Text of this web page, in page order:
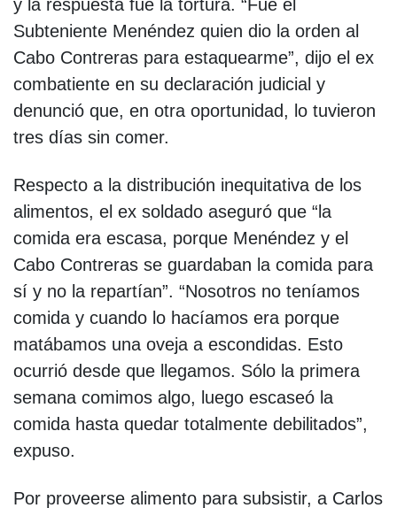
y la respuesta fue la tortura. “Fue el
Subteniente Menéndez quien dio la orden al
Cabo Contreras para estaquearme”, dijo el ex
combatiente en su declaración judicial y
denunció que, en otra oportunidad, lo tuvieron
tres días sin comer.
Respecto a la distribución inequitativa de los
alimentos, el ex soldado aseguró que “la
comida era escasa, porque Menéndez y el
Cabo Contreras se guardaban la comida para
sí y no la repartían”. “Nosotros no teníamos
comida y cuando lo hacíamos era porque
matábamos una oveja a escondidas. Esto
ocurrió desde que llegamos. Sólo la primera
semana comimos algo, luego escaseó la
comida hasta quedar totalmente debilitados”,
expuso.
Por proveerse alimento para subsistir, a Carlos